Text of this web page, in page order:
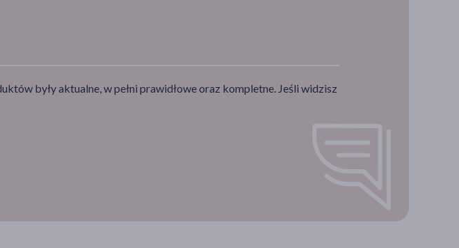
były aktualne, w pełni prawidłowe oraz kompletne. Jeśli widzisz